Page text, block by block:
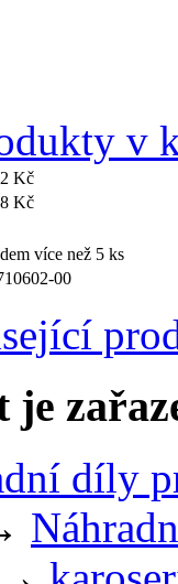
v
Kč
Kč
více než 5 ks
00
je
díly